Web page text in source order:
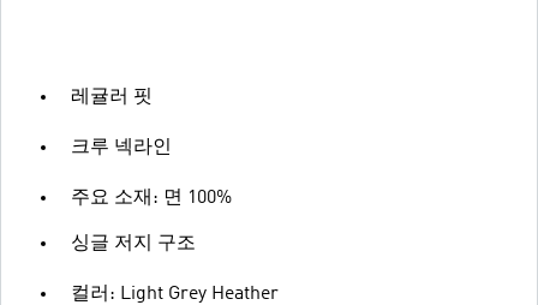
레귤러 핏
크루 넥라인
주요 소재: 면 100%
싱글 저지 구조
컬러: Light Grey Heather